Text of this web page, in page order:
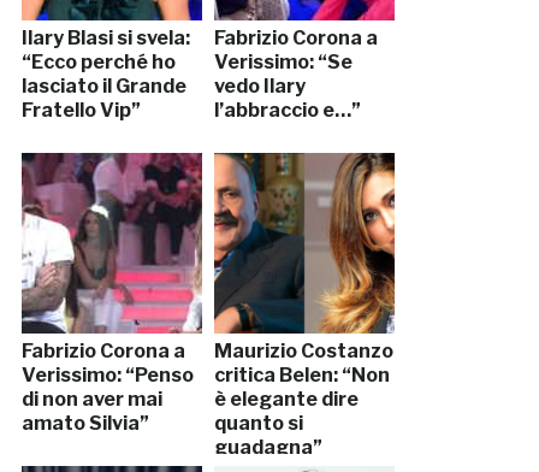
Ilary Blasi si svela:
“Ecco perché ho
lasciato il Grande
Fratello Vip”
Fabrizio Corona a
Verissimo: “Se
vedo Ilary
l’abbraccio e…”
Fabrizio Corona a
Verissimo: “Penso
di non aver mai
amato Silvia”
Maurizio Costanzo
critica Belen: “Non
è elegante dire
quanto si
guadagna”